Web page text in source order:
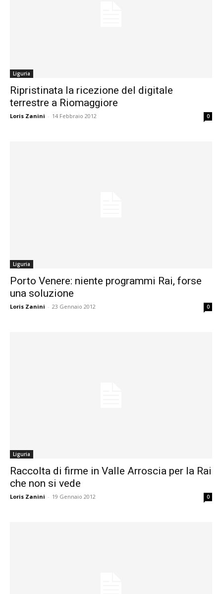
Liguria
Ripristinata la ricezione del digitale
terrestre a Riomaggiore
Loris Zanini - 14 Febbraio 2012 0
Liguria
Porto Venere: niente programmi Rai, forse
una soluzione
Loris Zanini - 23 Gennaio 2012 0
Liguria
Raccolta di firme in Valle Arroscia per la Rai
che non si vede
Loris Zanini - 19 Gennaio 2012 0